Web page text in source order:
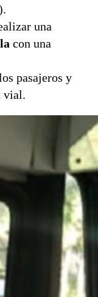
una
con una
pasajeros y
vial.